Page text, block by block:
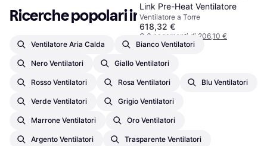
Link Pre-Heat Ventilatore
Ventilatore a Torre
618,32 €
O 3 pagamenti di 206,10 €
4 negozi
Ricerche popolari in Ventilatori
Ventilatore Aria Calda Bianco Ventilatori
Nero Ventilatori Giallo Ventilatori
Rosso Ventilatori Rosa Ventilatori Blu Ventilatori
Verde Ventilatori Grigio Ventilatori
Marrone Ventilatori Oro Ventilatori
Argento Ventilatori Trasparente Ventilatori